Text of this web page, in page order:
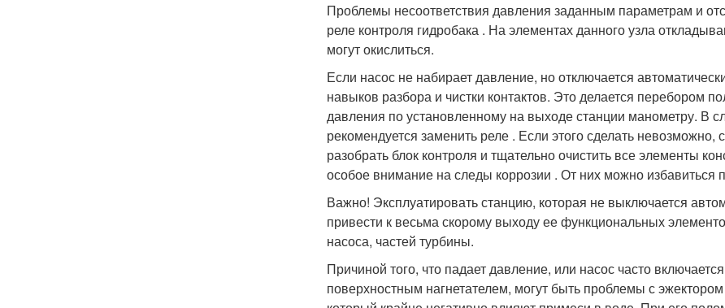
Проблемы несоответствия давления заданным параметрам и
реле контроля гидробака . На элементах данного узла
могут окислиться.
Если насос не набирает давление, но отключается
навыков разбора и чистки контактов. Это делается перебором
давления по установленному на выходе станции манометру. В
рекомендуется заменить реле . Если этого сделать невозможно,
разобрать блок контроля и тщательно очистить все элементы
особое внимание на следы коррозии . От них можно
Важно! Эксплуатировать станцию, которая не выключается
привести к весьма скорому выходу ее функциональных
насоса, частей турбины.
Причиной того, что падает давление, или насос часто
поверхностным нагнетателем, могут быть проблемы с